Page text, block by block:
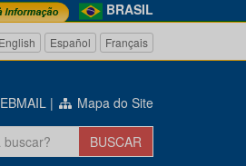
BRASIL
English Español Français
| Mapa do Site